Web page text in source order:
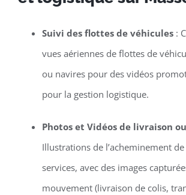
Suivi des flottes de véhicules:
vues aériennes de flottes de
ou navires pour des vidéos
pour la gestion logistique.
Photos et Vidéos de livraison
Illustrations de l’acheminement
services, avec des images
mouvement (livraison de colis,